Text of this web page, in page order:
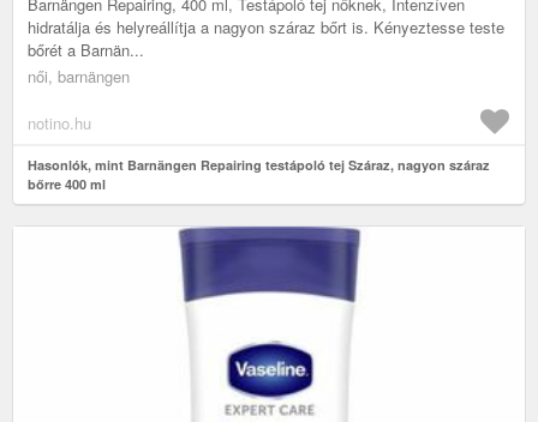
Barnängen Repairing, 400 ml, Testápoló tej nőknek, Intenzíven
hidratálja és helyreállítja a nagyon száraz bőrt is. Kényeztesse teste
bőrét a Barnän...
női, barnängen
notino.hu
Hasonlók, mint Barnängen Repairing testápoló tej Száraz, nagyon száraz
bőrre 400 ml